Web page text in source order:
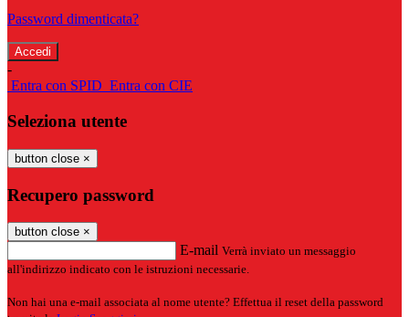
Password dimenticata?
-
Entra con SPID Entra con CIE
Seleziona utente
button close ×
Recupero password
button close ×
E-mail Verrà inviato un messaggio
all'indirizzo indicato con le istruzioni necessarie.
Non hai una e-mail associata al nome utente? Effettua il reset della password